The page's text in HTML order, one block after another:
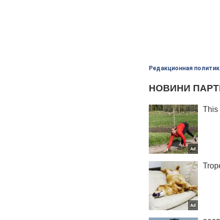
Редакционная